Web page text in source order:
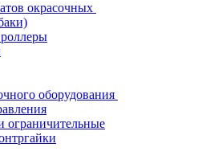
окрасочных
оборудования